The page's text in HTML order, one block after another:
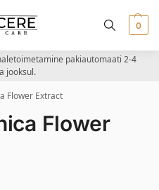
0
pakiautomaati 2-4
jooksul.
Flower Extract
Flower